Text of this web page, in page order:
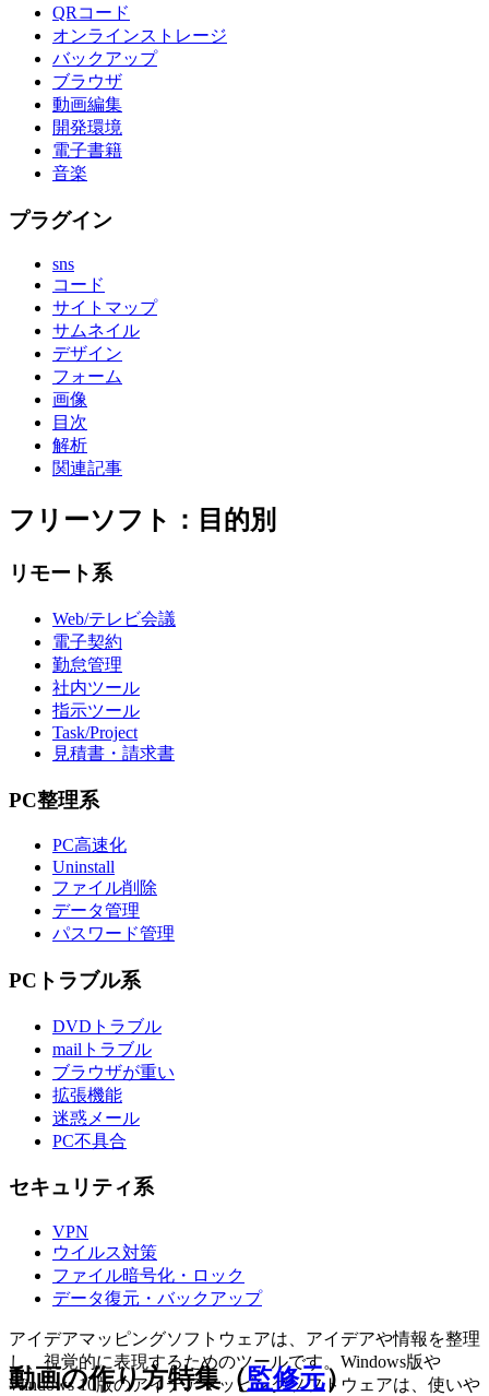
QRコード
オンラインストレージ
バックアップ
ブラウザ
動画編集
開発環境
電子書籍
音楽
プラグイン
sns
コード
サイトマップ
サムネイル
デザイン
フォーム
画像
目次
解析
関連記事
フリーソフト：目的別
リモート系
Web/テレビ会議
電子契約
勤怠管理
社内ツール
指示ツール
Task/Project
見積書・請求書
PC整理系
PC高速化
Uninstall
ファイル削除
データ管理
パスワード管理
PCトラブル系
DVDトラブル
mailトラブル
ブラウザが重い
拡張機能
迷惑メール
PC不具合
セキュリティ系
VPN
ウイルス対策
ファイル暗号化・ロック
データ復元・バックアップ
アイデアマッピングソフトウェアは、アイデアや情報を整理
し、視覚的に表現するためのツールです。Windows版や
Windows 10版のアイデアマッピングソフトウェアは、使いや
動画の作り方特集（監修元）